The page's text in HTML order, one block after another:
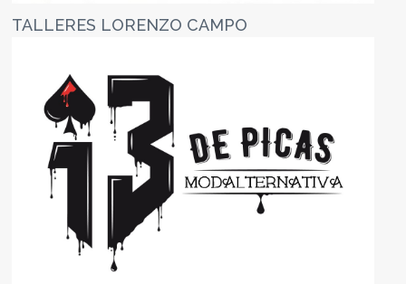
TALLERES LORENZO CAMPO